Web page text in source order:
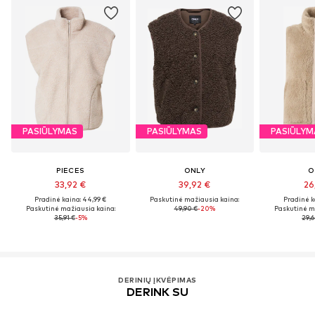
PASIŪLYMAS
PIECES
33,92 €
Pradinė kaina: 44,99 €
Paskutinė mažiausia kaina:
35,91 €-5%
PASIŪLYMAS
ONLY
39,92 €
Paskutinė mažiausia kaina:
49,90 €-20%
Pradinė
Paskutinė
DERINIŲ ĮKVĖPIMAS
DERINK SU